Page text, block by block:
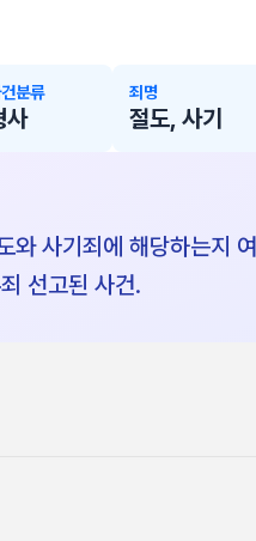
분류
사
죄명
절도, 사기
와 사기죄에 해당하는지
선고된 사건.